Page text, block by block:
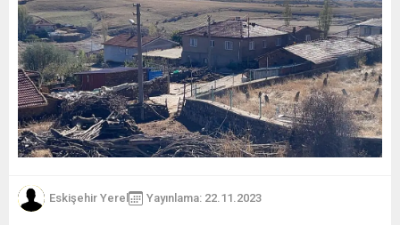
Eskişehir Yerel Yayınlama: 22.11.2023